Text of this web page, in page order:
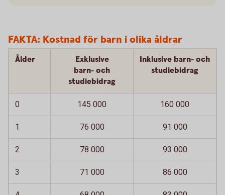
FAKTA: Kostnad för barn i olika åldrar
Ålder
Exklusive
barn- och
studiebidrag
Inklusive barn- och
studiebidrag
0 145 000 160 000
1 76 000 91 000
2 78 000 93 000
3 71 000 86 000